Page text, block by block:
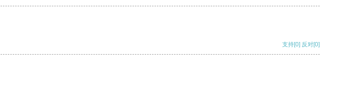
支持[0] 反对[0]